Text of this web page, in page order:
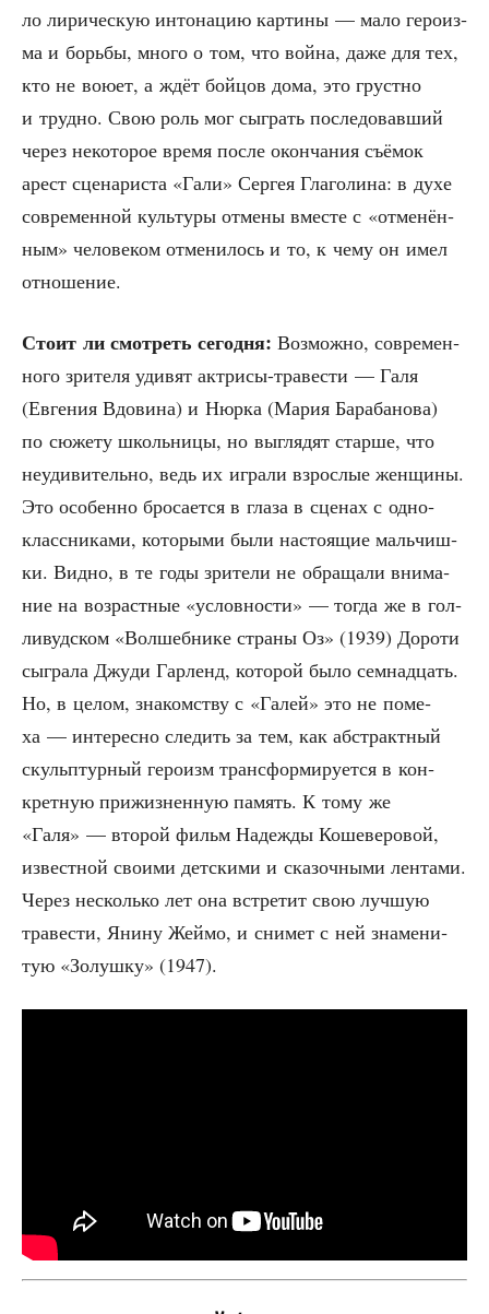
ло лири­че­скую инто­на­цию кар­ти­ны — мало геро­из­
ма и борь­бы, мно­го о том, что вой­на, даже для тех,
кто не вою­ет, а ждёт бой­цов дома, это груст­но
и труд­но. Свою роль мог сыг­рать после­до­вав­ший
через неко­то­рое вре­мя после окон­ча­ния съё­мок
арест сце­на­ри­ста «Гали» Сер­гея Гла­го­ли­на: в духе
совре­мен­ной куль­ту­ры отме­ны вме­сте с «отме­нён­
ным» чело­ве­ком отме­ни­лось и то, к чему он имел
отношение.
Сто­ит ли смот­реть сего­дня: Воз­мож­но, совре­мен­
но­го зри­те­ля уди­вят актри­сы-тра­ве­сти — Галя
(Евге­ния Вдо­ви­на) и Нюр­ка (Мария Бара­ба­но­ва)
по сюже­ту школь­ни­цы, но выгля­дят стар­ше, что
неуди­ви­тель­но, ведь их игра­ли взрос­лые жен­щи­ны.
Это осо­бен­но бро­са­ет­ся в гла­за в сце­нах с одно­
класс­ни­ка­ми, кото­ры­ми были насто­я­щие маль­чиш­
ки. Вид­но, в те годы зри­те­ли не обра­ща­ли вни­ма­
ние на воз­раст­ные «услов­но­сти» — тогда же в гол­
ли­вуд­ском «Вол­шеб­ни­ке стра­ны Оз» (1939) Доро­ти
сыг­ра­ла Джу­ди Гар­ленд, кото­рой было сем­на­дцать.
Но, в целом, зна­ком­ству с «Галей» это не поме­
ха — инте­рес­но сле­дить за тем, как абстракт­ный
скульп­тур­ный геро­изм транс­фор­ми­ру­ет­ся в кон­
крет­ную при­жиз­нен­ную память. К тому же
«Галя» — вто­рой фильм Надеж­ды Коше­ве­ро­вой,
извест­ной сво­и­ми дет­ски­ми и ска­зоч­ны­ми лен­та­ми.
Через несколь­ко лет она встре­тит свою луч­шую
тра­ве­сти, Яни­ну Жей­мо, и сни­мет с ней зна­ме­ни­
тую «Золуш­ку» (1947).